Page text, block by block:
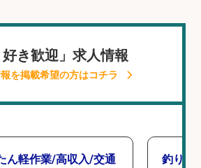
好き歓迎」求人情報
を掲載希望の方はコチラ
ん軽作業/高収入/交通
釣り具